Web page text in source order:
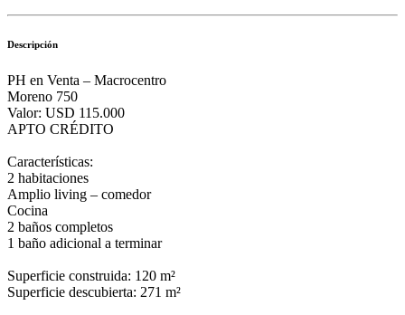
Descripción
PH en Venta – Macrocentro
Moreno 750
Valor: USD 115.000
APTO CRÉDITO
Características:
2 habitaciones
Amplio living – comedor
Cocina
2 baños completos
1 baño adicional a terminar
Superficie construida: 120 m²
Superficie descubierta: 271 m²